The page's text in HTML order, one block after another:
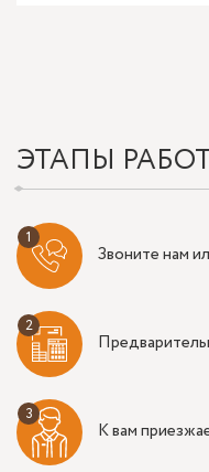
ЭТАПЫ
Звоните нам
К вам